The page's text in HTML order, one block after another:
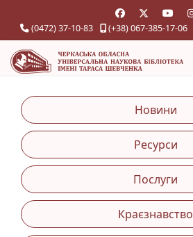
(0472) 37-10-83 (+38) 067-385-17-06
Новини
Ресурси
Послуги
Краєзнавство